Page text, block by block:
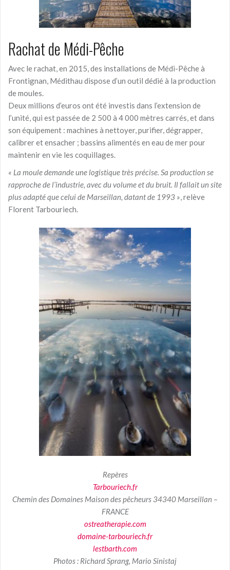
Rachat de Médi-Pêche
Avec le rachat, en 2015, des installations de Médi-Pêche à
Frontignan, Médithau dispose d’un outil dédié à la production
de moules.
Deux millions d’euros ont été investis dans l’extension de
l’unité, qui est passée de 2 500 à 4 000 mètres carrés, et dans
son équipement : machines à nettoyer, purifier, dégrapper,
calibrer et ensacher ; bassins alimentés en eau de mer pour
maintenir en vie les coquillages.
« La moule demande une logistique très précise. Sa production se
rapproche de l’industrie, avec du volume et du bruit. Il fallait un site
plus adapté que celui de Marseillan, datant de 1993 », relève
Florent Tarbouriech.
Repères
Tarbouriech.fr
Chemin des Domaines Maison des pêcheurs 34340 Marseillan –
FRANCE
ostreatherapie.com
domaine-tarbouriech.fr
lestbarth.com
Photos : Richard Sprang, Mario Sinistaj